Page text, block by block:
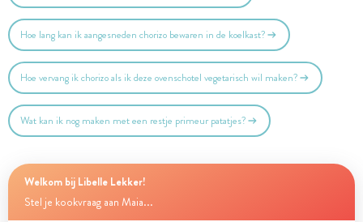
Hoe lang kan ik aangesneden chorizo bewaren in de koelkast?
Hoe vervang ik chorizo als ik deze ovenschotel vegetarisch wil maken?
Wat kan ik nog maken met een restje primeur patatjes?
Welkom bij Libelle Lekker!
Stel je kookvraag aan Maia...